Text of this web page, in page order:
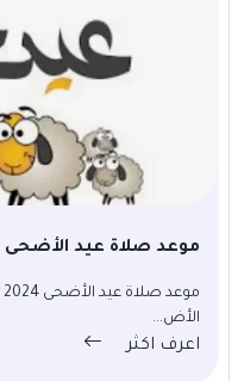
موعد صلاة عيد الأضحى 2024 في البيض | الجزائر
الأض...
اعرف اكثر